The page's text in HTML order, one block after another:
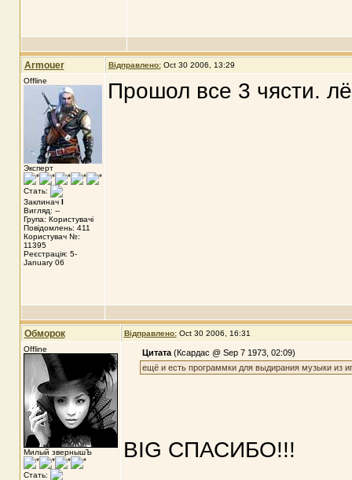
Armouer Відправлено: Oct 30 2006, 13:29
Offline
Эксперт
Стать:
Заклинач I
Вигляд: --
Група: Користувачі
Повідомлень: 411
Користувач №:
11395
Реєстрація: 5-
January 06
Прошол все 3 чясти.
Обморок Відправлено: Oct 30 2006, 16:31
Offline
Милый звернышЪ
Стать:
Цитата(Ксардас @ Sep 7 1973, 02:09)
ещё и есть программки для выдирания музыки из
BIG СПАСИБО!!!